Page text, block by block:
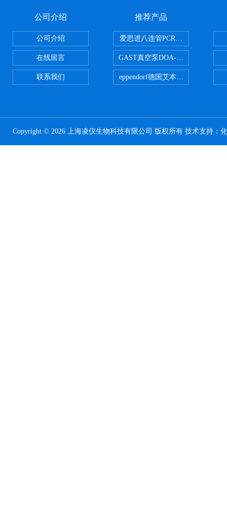
公司介绍
公司介绍
在线留言
联系我们
推荐产品
爱思进八连管PCR-0208-C
GAST真空泵DOA-P504-BN
eppendorf德国艾本德台式高速离
Copyright © 2026 上海凌仪生物科技有限公司 版权所有 技术支持：